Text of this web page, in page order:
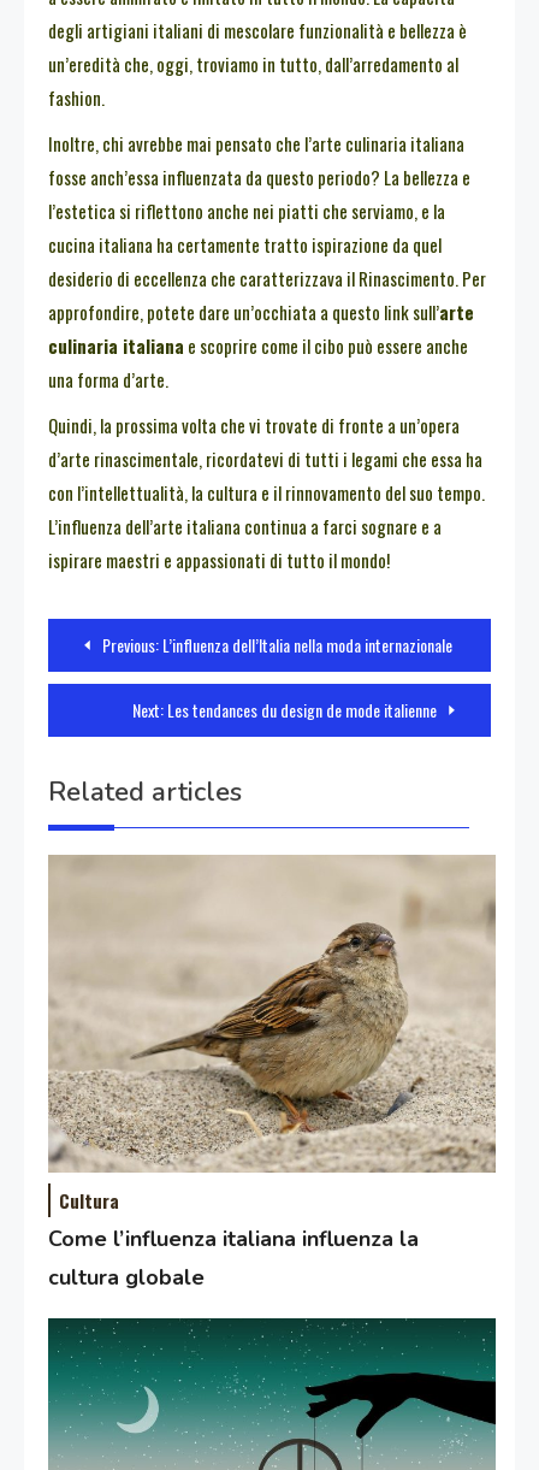
degli artigiani italiani di mescolare funzionalità e bellezza è
un’eredità che, oggi, troviamo in tutto, dall’arredamento al
fashion.
Inoltre, chi avrebbe mai pensato che l’arte culinaria italiana
fosse anch’essa influenzata da questo periodo? La bellezza e
l’estetica si riflettono anche nei piatti che serviamo, e la
cucina italiana ha certamente tratto ispirazione da quel
desiderio di eccellenza che caratterizzava il Rinascimento. Per
approfondire, potete dare un’occhiata a questo link sull’arte
culinaria italiana e scoprire come il cibo può essere anche
una forma d’arte.
Quindi, la prossima volta che vi trovate di fronte a un’opera
d’arte rinascimentale, ricordatevi di tutti i legami che essa ha
con l’intellettualità, la cultura e il rinnovamento del suo tempo.
L’influenza dell’arte italiana continua a farci sognare e a
ispirare maestri e appassionati di tutto il mondo!
Navigazione
articoli
Previous:L’influenza dell’Italia nella moda internazionale
Next:Les tendances du design de mode italienne
Related articles
Cultura
Come l’influenza italiana influenza la
cultura globale